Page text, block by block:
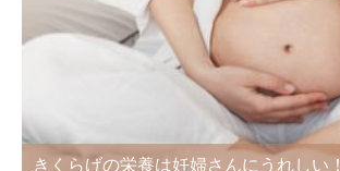
きくらげの栄養は妊婦さんにうれしい！